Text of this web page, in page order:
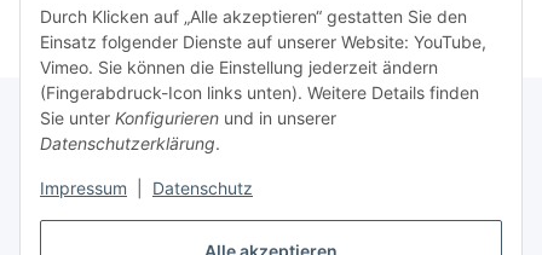
Alle akzeptieren
Durch Klicken auf „Alle akzeptieren“ gestatten Sie den
Einsatz folgender Dienste auf unserer Website: YouTube,
Vimeo. Sie können die Einstellung jederzeit ändern
(Fingerabdruck-Icon links unten). Weitere Details finden
Sie unter Konfigurieren und in unserer
Datenschutzerklärung.
Impressum Datenschutz